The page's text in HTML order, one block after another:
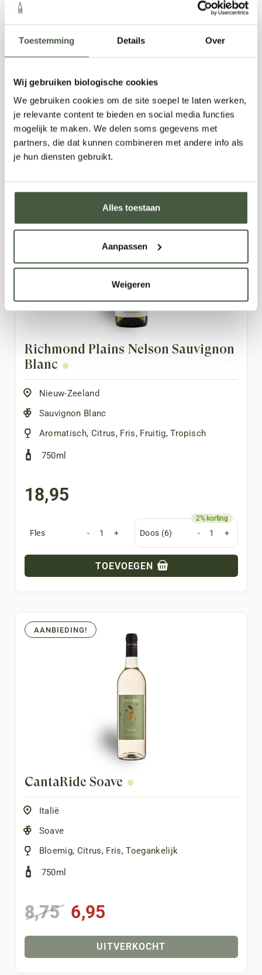
Toestemming Details Over
Wij gebruiken biologische cookies
We gebruiken cookies om de site soepel te laten werken,
je relevante content te bieden en social media functies
mogelijk te maken. We delen soms gegevens met
partners, die dat kunnen combineren met andere info als
je hun diensten gebruikt.
Alles toestaan
Aanpassen
Weigeren
12,95
Fles - + Doos (6) - +
TOEVOEGEN
Richmond Plains Nelson Sauvignon
Blanc
Nieuw-Zeeland
Sauvignon Blanc
Aromatisch, Citrus, Fris, Fruitig,Tropisch
750ml
18,95
Fles - + Doos (6) - +
TOEVOEGEN
AANBIEDING!
CantaRide Soave
Italië
Soave
Bloemig, Citrus, Fris,Toegankelijk
750ml
8,75Oorspronkelijke
was:
8,75.
6,95
is:
6,95.
UITVERKOCHT